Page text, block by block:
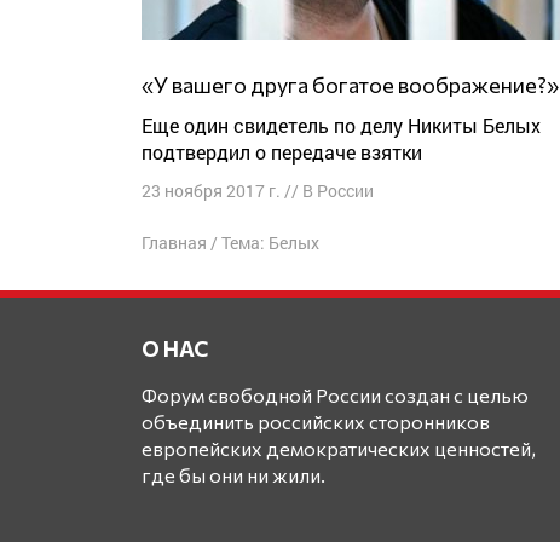
«У вашего друга богатое воображение?»
Еще один свидетель по делу Никиты Белых
подтвердил о передаче взятки
23 ноября 2017 г. // В России
Главная / Тема: Белых
О НАС
Форум свободной России создан с целью
объединить российских сторонников
европейских демократических ценностей,
где бы они ни жили.